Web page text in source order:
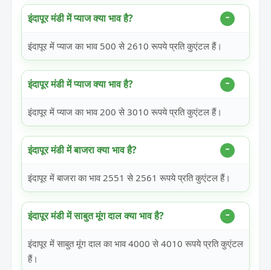
इंदापूर मंडी में प्याज क्या भाव है?
इंदापूर में प्याज का भाव 500 से 2610 रूपये प्रति कुएंटल हैं।
इंदापूर मंडी में प्याज क्या भाव है?
इंदापूर में प्याज का भाव 200 से 3010 रूपये प्रति कुएंटल हैं।
इंदापूर मंडी में बाजरा क्या भाव है?
इंदापूर में बाजरा का भाव 2551 से 2561 रूपये प्रति कुएंटल हैं।
इंदापूर मंडी में साबुत मूंग दाल क्या भाव है?
इंदापूर में साबुत मूंग दाल का भाव 4000 से 4010 रूपये प्रति कुएंटल
हैं।